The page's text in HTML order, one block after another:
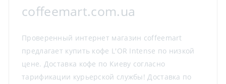
coffeemart.com.ua
Проверенный интернет магазин coffeemart
предлагает купить кофе L'OR Intense по низкой
цене. Доставка кофе по Киеву согласно
тарификации курьерской службы! Доставка по